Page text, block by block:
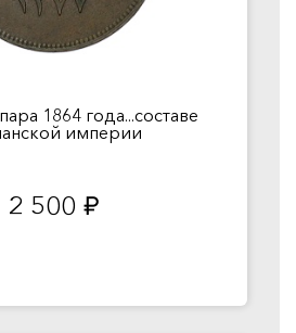
1864 года...составе
империи
2 500 руб.